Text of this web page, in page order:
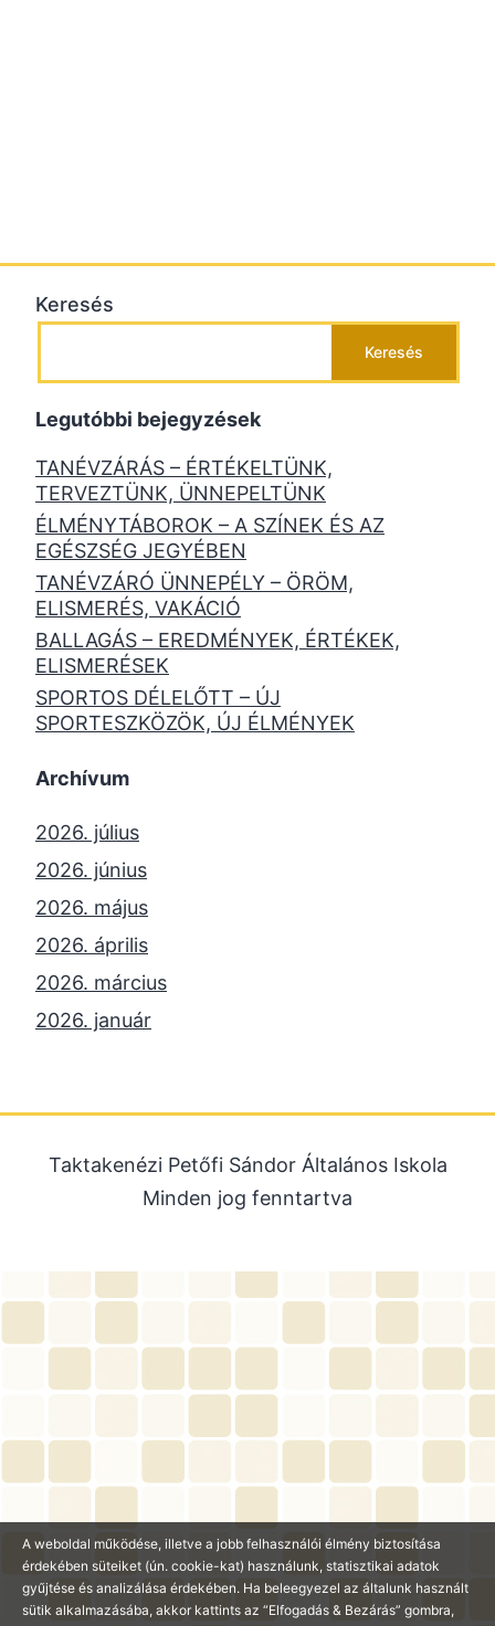
Keresés
Keresés
Legutóbbi bejegyzések
TANÉVZÁRÁS – ÉRTÉKELTÜNK,
TERVEZTÜNK, ÜNNEPELTÜNK
ÉLMÉNYTÁBOROK – A SZÍNEK ÉS AZ
EGÉSZSÉG JEGYÉBEN
TANÉVZÁRÓ ÜNNEPÉLY – ÖRÖM,
ELISMERÉS, VAKÁCIÓ
BALLAGÁS – EREDMÉNYEK, ÉRTÉKEK,
ELISMERÉSEK
SPORTOS DÉLELŐTT – ÚJ
SPORTESZKÖZÖK, ÚJ ÉLMÉNYEK
Archívum
2026. július
2026. június
2026. május
2026. április
2026. március
2026. január
2025. július
2025. június
2025. január
2024. december
2024. november
2024. június
2024. május
2024. április
Taktakenézi Petőfi Sándor Általános Iskola
Minden jog fenntartva
A weboldal működése, illetve a jobb felhasználói élmény biztosítása
érdekében süteiket (ún. cookie-kat) használunk, statisztikai adatok
gyűjtése és analizálása érdekében. Ha beleegyezel az általunk használt
sütik alkalmazásába, akkor kattints az “Elfogadás & Bezárás” gombra,